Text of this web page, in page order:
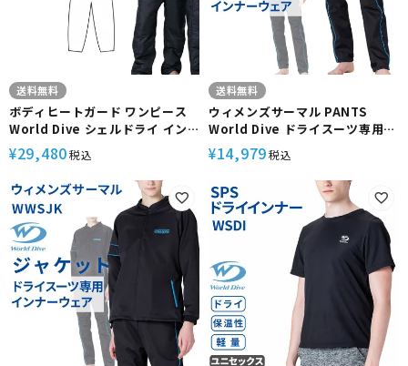
送料無料
ボディヒートガード ワンピース
World Dive シェルドライ イン
ナー 高機能中綿 3Mシンサレート
保温性 速乾性 ナイロン表地 肩補
強 起毛裏地 極寒対応 ドライスー
ツインナー WBHG-20P ワールド
ダイブ
¥29,480税込
送料無料
ウィメンズサーマル PANTS
World Dive ドライスーツ専用
インナー 女性用 パンツ 保温 足首
ベルクロ 裾ずり上がり防止 ナイ
ロン表地 起毛裏地 ドライスーツ
インナー WWSP ワールドダイブ
¥14,979税込